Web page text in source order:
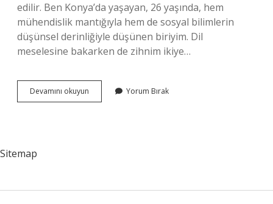
edilir. Ben Konya’da yaşayan, 26 yaşında, hem
mühendislik mantığıyla hem de sosyal bilimlerin
düşünsel derinliğiyle düşünen biriyim. Dil
meselesine bakarken de zihnim ikiye…
Devamını okuyun Koruyucu
ünsüz
Yorum Bırak
Sitemap